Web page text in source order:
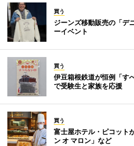
買う
ジーンズ移動販売の「デ
ーイベント
買う
伊豆箱根鉄道が恒例「す
で受験生と家族を応援
買う
富士屋ホテル・ピコッ
ン オ マロン」など